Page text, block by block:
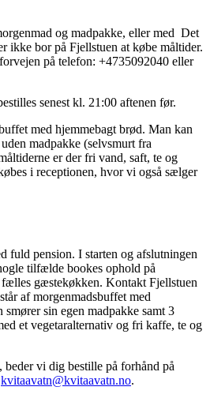
og madpakke, eller med Det
ikke bor på Fjellstuen at købe måltider.
på telefon: +4735092040 eller
senest kl. 21:00 aftenen før.
med hjemmebagt brød. Man kan
madpakke (selvsmurt fra
er der fri vand, saft, te og
i receptionen, hvor vi også sælger
fuld pension. I starten og afslutningen
tilfælde bookes ophold på
gæstekøkken. Kontakt Fjellstuen
af morgenmadsbuffet med
sin egen madpakke samt 3
et vegetaralternativ og fri kaffe, te og
vi dig bestille på forhånd på
kvitaavatn@kvitaavatn.no.